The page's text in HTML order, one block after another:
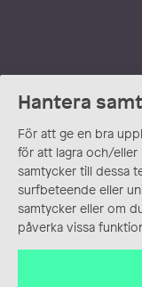
Hantera
För att ge en bra
för att lagra och/eller
samtycker till dessa
surfbeteende eller
samtycker eller om
påverka vissa